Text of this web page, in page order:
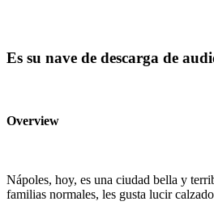
Es su nave de descarga de
Overview
Nápoles, hoy, es una ciudad bella y
familias normales, les gusta lucir